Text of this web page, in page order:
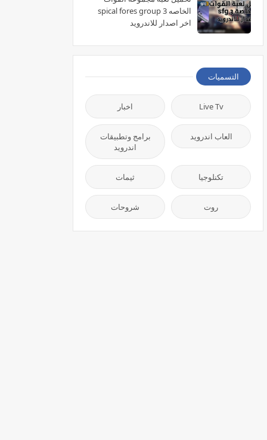
الخاصه spical fores group 3
اخر اصدار للاندرويد
التسميات
Live Tv اخبار
العاب اندرويد
برامج وتطبيقات
اندرويد
تكنلوجيا ثيمات
روت شروحات